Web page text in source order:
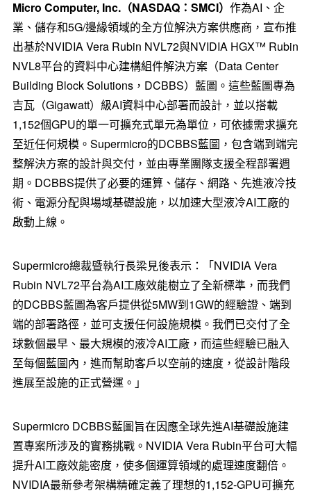
Micro Computer, Inc.（NASDAQ： SMCI） 作為AI、企
業、儲存和5G/邊緣領域的全方位解決方案供應商，宣布推
出基於NVIDIA Vera Rubin NVL72與NVIDIA HGX™ Rubin
NVL8平台的資料中心建構組件解決方案（Data Center
Building Block Solutions，DCBBS）藍圖。這些藍圖專為
吉瓦（Gigawatt）級AI資料中心部署而設計，並以搭載
1,152個GPU的單一可擴充式單元為單位，可依據需求擴充
至近任何規模。Supermicro的DCBBS藍圖，包含端到端完
整解決方案的設計與交付，並由專業團隊支援全程部署週
期。DCBBS提供了必要的運算、儲存、網路、先進液冷技
術、電源分配與場域基礎設施，以加速大型液冷AI工廠的
啟動上線。
Supermicro總裁暨執行長梁見後表示：「NVIDIA Vera
Rubin NVL72平台為AI工廠效能樹立了全新標準，而我們
的DCBBS藍圖為客戶提供從5MW到1GW的經驗證、端到
端的部署路徑，並可支援任何設施規模。我們已交付了全
球數個最早、最大規模的液冷AI工廠，而這些經驗已融入
至每個藍圖內，進而幫助客戶以空前的速度，從設計階段
進展至設施的正式營運。」
Supermicro DCBBS藍圖旨在因應全球先進AI基礎設施建
置專案所涉及的實務挑戰。NVIDIA Vera Rubin平台可大幅
提升AI工廠效能密度，使多個運算領域的處理速度翻倍。
NVIDIA最新參考架構精確定義了理想的1,152-GPU可擴充